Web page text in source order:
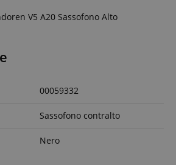
V5 A20 Sassofono Alto
00059332
Sassofono contralto
Nero